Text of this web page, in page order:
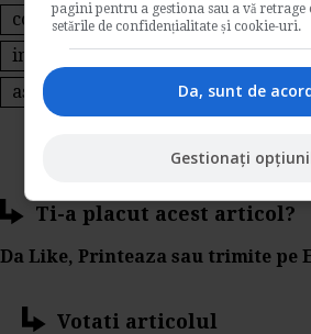
concediu
indemnizatia lunara pentru
asigurari sociale
burse de studiu
Ti-a placut acest articol?
Da Like, Printeaza sau trimite pe
Votati articolul
pagini pentru a gestiona sau a vă
setările de confidențialitate și cookie-uri.
Da, sunt de
Gestionați